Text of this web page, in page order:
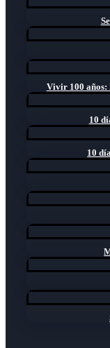
Vivir 100 años:
10
10